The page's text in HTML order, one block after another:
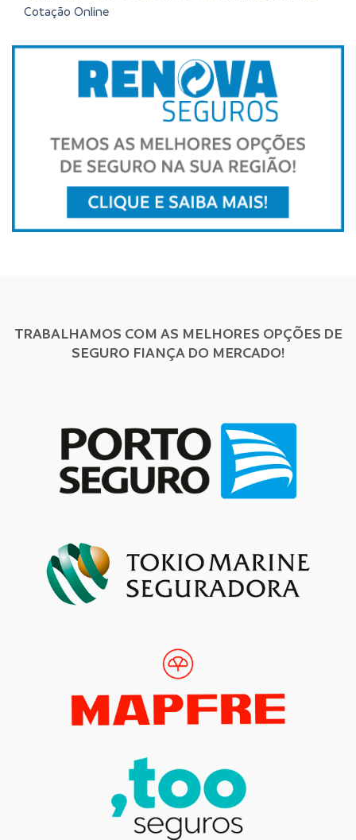
Cotação Online
TRABALHAMOS COM AS MELHORES OPÇÕES DE
SEGURO FIANÇA DO MERCADO!